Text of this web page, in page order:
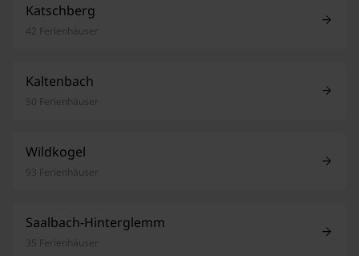
Katschberg
42 Ferienhäuser
Kaltenbach
50 Ferienhäuser
Wildkogel
93 Ferienhäuser
Saalbach-Hinterglemm
35 Ferienhäuser